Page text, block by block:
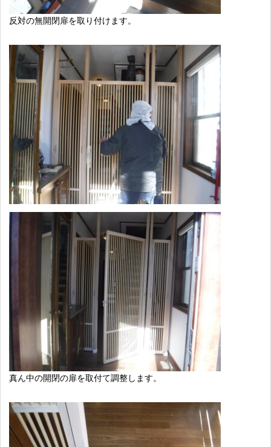
反対の無開閉扉を取り付けます。
真ん中の開閉の扉を取付て調整します。